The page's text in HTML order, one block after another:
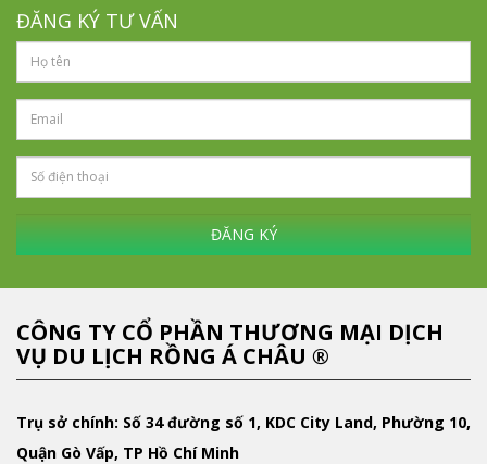
ĐĂNG KÝ TƯ VẤN
ĐĂNG KÝ
CÔNG TY CỔ PHẦN THƯƠNG MẠI DỊCH
VỤ DU LỊCH RỒNG Á CHÂU ®
Trụ sở chính: Số 34 đường số 1, KDC City Land, Phường 10,
Quận Gò Vấp, TP Hồ Chí Minh